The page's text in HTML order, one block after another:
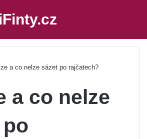
a co nelze sázet po rajčatech?
a co nelze